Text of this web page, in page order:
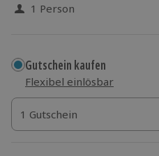
1 Person
Gutschein kaufen
Flexibel einlösbar
1 Gutschein
1 Gutschein
1 Gutschein